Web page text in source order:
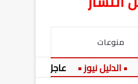
منوعات
عاجل: